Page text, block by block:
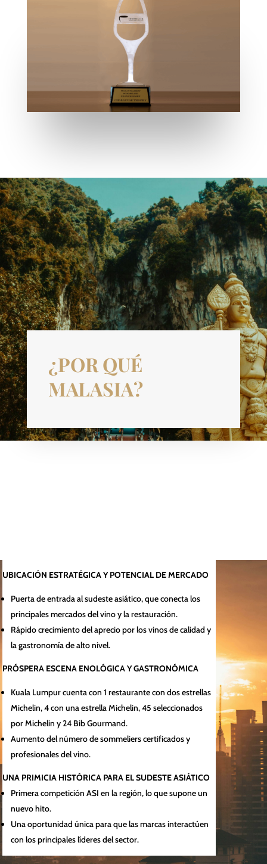
¿POR QUÉ
MALASIA?
UBICACIÓN ESTRATÉGICA Y POTENCIAL DE MERCADO
Puerta de entrada al sudeste asiático, que conecta los
principales mercados del vino y la restauración.
Rápido crecimiento del aprecio por los vinos de calidad y
la gastronomía de alto nivel.
PRÓSPERA ESCENA ENOLÓGICA Y GASTRONÓMICA
Kuala Lumpur cuenta con 1 restaurante con dos estrellas
Michelin, 4 con una estrella Michelin, 45 seleccionados
por Michelin y 24 Bib Gourmand.
Aumento del número de sommeliers certificados y
profesionales del vino.
UNA PRIMICIA HISTÓRICA PARA EL SUDESTE ASIÁTICO
Primera competición ASI en la región, lo que supone un
nuevo hito.
Una oportunidad única para que las marcas interactúen
con los principales líderes del sector.